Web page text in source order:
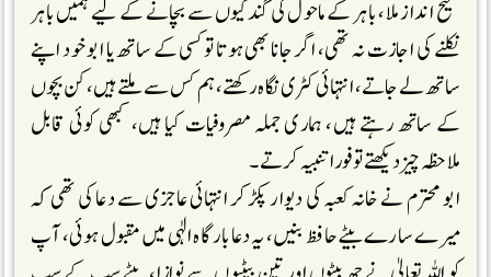
صحیح انداز ملا، باہر کے ماحول کی گندگیوں سے بچانے کے لیے ہمیں باہر
نکلنے کی اجازت نہ تھی، اگر جانا بھی ہوتا تو کسی کے ساتھ یا ابو خود اپنے
ساتھ لے جاتے، انتہائی کٹری نگاہ رکھتے، ہم کس سے ملتے ہیں، کن بچوں
کے ساتھ رہتے ہیں، ہماری جملہ مصروفیات کیا ہیں، کبھی کوئی قابل
ملاحظہ چیز دیکھتے تو فورا تنبیہ کرتے۔
ابو محترم نے خانہ کعبہ کی دیوار پکڑ کر انتہائی عاجزی سے دعا کی تھی کہ
میرے سارے بیٹے حافظ بنیں، یہ دعا بارگاہ الٰہی میں مقبول ہوئی، آپ